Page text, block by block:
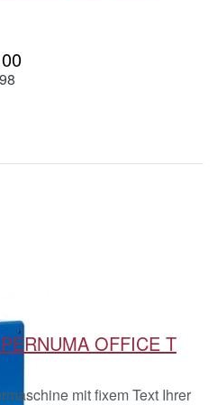
OFFICE T
mit fixem Text Ihrer